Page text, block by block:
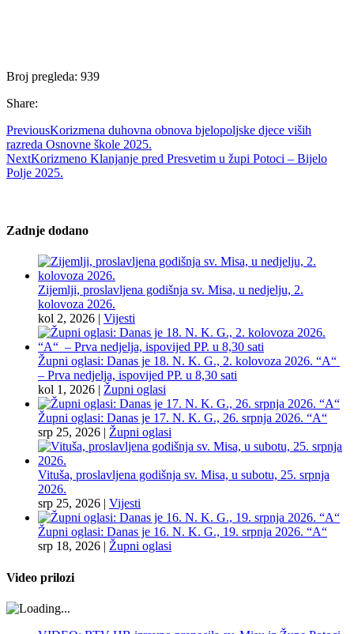
Broj pregleda: 939
Share:
PreviousKorizmena duhovna obnova bjelopoljske djece viših
razreda Osnovne škole 2025.
NextKorizmeno Klanjanje pred Presvetim u župi Potoci – Bijelo
Polje 2025.
Zadnje dodano
Zijemlji, proslavljena godišnja sv. Misa, u nedjelju, 2.
kolovoza 2026.
kol 2, 2026 | Vijesti
Župni oglasi: Danas je 18. N. K. G., 2. kolovoza 2026. “A“
– Prva nedjelja, ispovijed PP. u 8,30 sati
kol 1, 2026 | Župni oglasi
Župni oglasi: Danas je 17. N. K. G., 26. srpnja 2026. “A“
srp 25, 2026 | Župni oglasi
Vituša, proslavljena godišnja sv. Misa, u subotu, 25. srpnja
2026.
srp 25, 2026 | Vijesti
Župni oglasi: Danas je 16. N. K. G., 19. srpnja 2026. “A“
srp 18, 2026 | Župni oglasi
Video prilozi